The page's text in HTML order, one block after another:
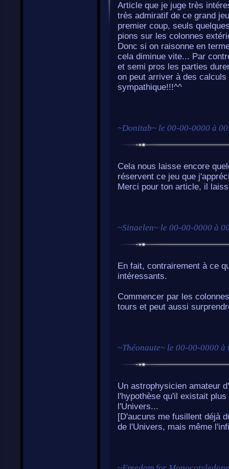
Article que je juge très
très admiratif de ce grand
premier coup, seuls
pions sur les colonnes
Donc si on raisonne en
cela diminue vite... Par
et semi pros les parties
on peut arriver à des
sympathique!!!^^
~Donitab~ le 00-00-0000 à
Cela nous laisse encore
réservent ce jeu que
Merci pour ton article, il
~Sinaelen~ le 00-00-0000 à
En fait, contrairement à ce
intéressants.
Commencer par les
tours et peut aussi
~Théonaute~ le 00-00-0000 à
Un astrophysicien amateur
l'hypothèse qu'il existait
l'Univers...
[D'aucuns me fusillent déjà
de l'Univers, mais même